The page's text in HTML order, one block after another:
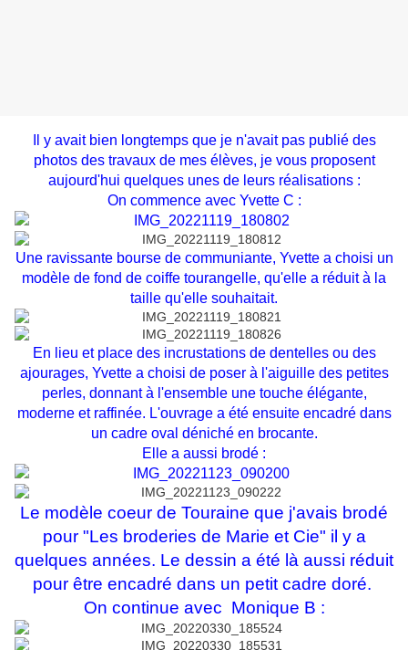
Il y avait bien longtemps que je n'avait pas publié des
photos des travaux de mes élèves, je vous proposent
aujourd'hui quelques unes de leurs réalisations :
On commence avec Yvette C :
Une ravissante bourse de communiante, Yvette a choisi un
modèle de fond de coiffe tourangelle, qu'elle a réduit à la
taille qu'elle souhaitait.
En lieu et place des incrustations de dentelles ou des
ajourages, Yvette a choisi de poser à l'aiguille des petites
perles, donnant à l'ensemble une touche élégante,
moderne et raffinée. L'ouvrage a été ensuite encadré dans
un cadre oval déniché en brocante.
Elle a aussi brodé :
Le modèle coeur de Touraine que j'avais brodé
pour "Les broderies de Marie et Cie" il y a
quelques années. Le dessin a été là aussi réduit
pour être encadré dans un petit cadre doré.
On continue avec Monique B :